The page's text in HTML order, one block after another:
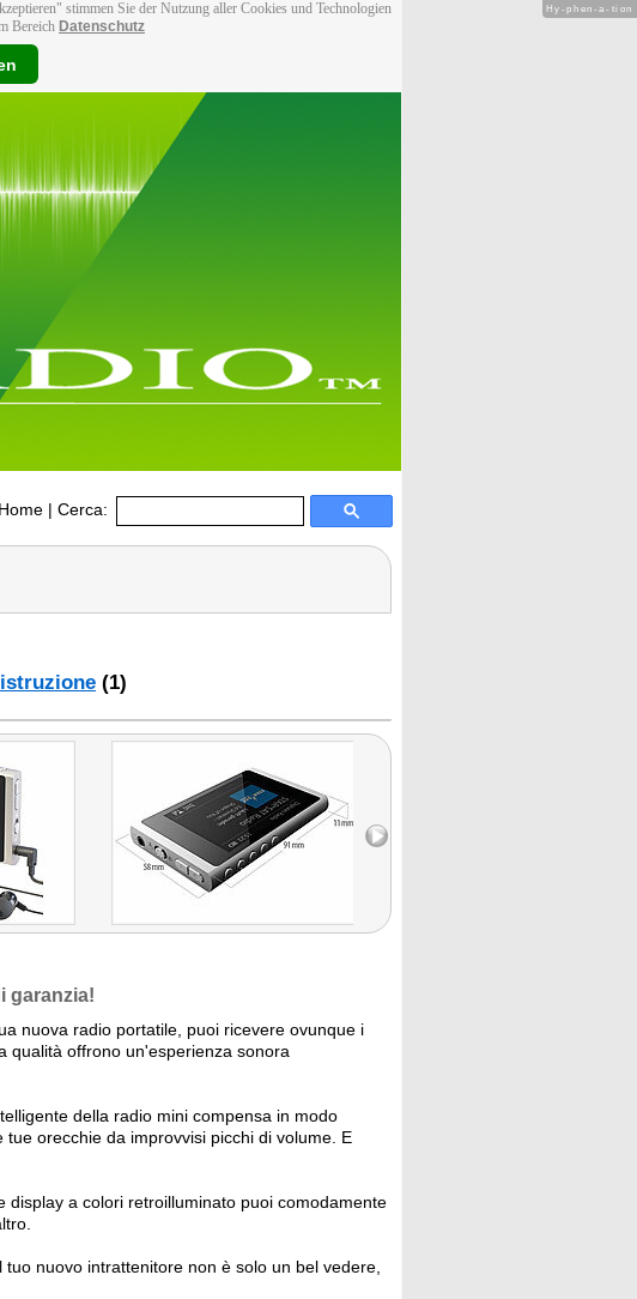
stimmen Sie der Nutzung aller Cookies und Technologien
Bereich Datenschutz
Home | Cerca:
(1)
garanzia!
nuova radio portatile, puoi ricevere ovunque i
qualità offrono un'esperienza sonora
della radio mini compensa in modo
orecchie da improvvisi picchi di volume. E
display a colori retroilluminato puoi comodamente
nuovo intrattenitore non è solo un bel vedere,
Hy-phen-a-tion